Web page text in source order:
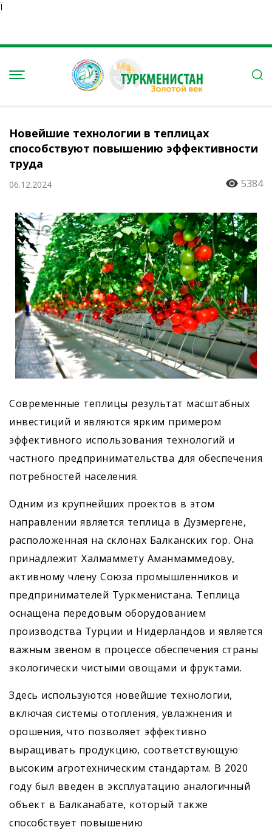
Ï
Новейшие технологии в теплицах
способствуют повышению эффективности
труда
06.12.2024 5384
Современные теплицы результат масштабных
инвестиций и являются ярким примером
эффективного использования технологий и
частного предпринимательства для обеспечения
потребностей населения.
Одним из крупнейших проектов в этом
направлении является теплица в Дузмергене,
расположенная на склонах Балканских гор. Она
принадлежит Халмаммету Аманмаммедову,
активному члену Союза промышленников и
предпринимателей Туркменистана. Теплица
оснащена передовым оборудованием
производства Турции и Нидерландов и является
важным звеном в процессе обеспечения страны
экологически чистыми овощами и фруктами.
Здесь используются новейшие технологии,
включая системы отопления, увлажнения и
орошения, что позволяет эффективно
выращивать продукцию, соответствующую
высоким агротехническим стандартам. В 2020
году был введен в эксплуатацию аналогичный
объект в Балканабате, который также
способствует повышению